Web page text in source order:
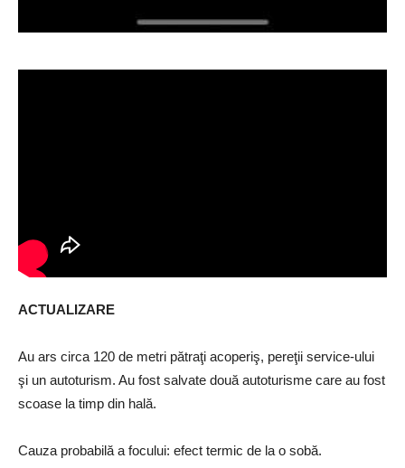
ACTUALIZARE
Au ars circa 120 de metri pătraţi acoperiş, pereţii service-ului
şi un autoturism. Au fost salvate două autoturisme care au fost
scoase la timp din hală.
Cauza probabilă a focului: efect termic de la o sobă.